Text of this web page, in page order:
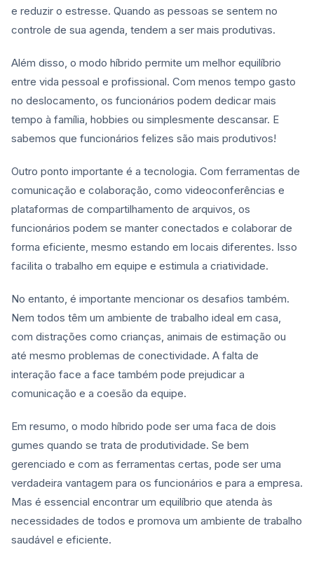
e reduzir o estresse. Quando as pessoas se sentem no
controle de sua agenda, tendem a ser mais produtivas.
Além disso, o modo híbrido permite um melhor equilíbrio
entre vida pessoal e profissional. Com menos tempo gasto
no deslocamento, os funcionários podem dedicar mais
tempo à família, hobbies ou simplesmente descansar. E
sabemos que funcionários felizes são mais produtivos!
Outro ponto importante é a tecnologia. Com ferramentas de
comunicação e colaboração, como videoconferências e
plataformas de compartilhamento de arquivos, os
funcionários podem se manter conectados e colaborar de
forma eficiente, mesmo estando em locais diferentes. Isso
facilita o trabalho em equipe e estimula a criatividade.
No entanto, é importante mencionar os desafios também.
Nem todos têm um ambiente de trabalho ideal em casa,
com distrações como crianças, animais de estimação ou
até mesmo problemas de conectividade. A falta de
interação face a face também pode prejudicar a
comunicação e a coesão da equipe.
Em resumo, o modo híbrido pode ser uma faca de dois
gumes quando se trata de produtividade. Se bem
gerenciado e com as ferramentas certas, pode ser uma
verdadeira vantagem para os funcionários e para a empresa.
Mas é essencial encontrar um equilíbrio que atenda às
necessidades de todos e promova um ambiente de trabalho
saudável e eficiente.